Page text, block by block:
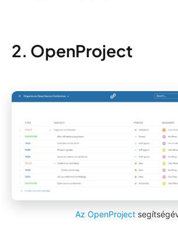
2. OpenProject
Az OpenProject